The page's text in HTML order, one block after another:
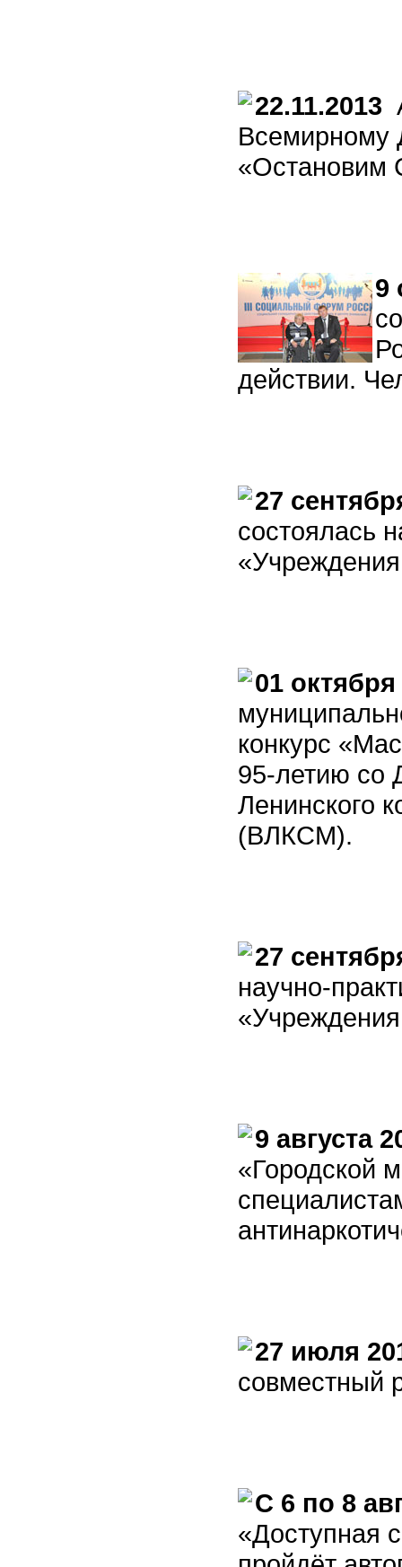
22.11.2013
«Остановим
9
действии.
27
состоялась
«Учреждения
01
конкурс
95-летию со
Ленинского
(ВЛКСМ).
27
научно-
«Учреждения
9 августа
«Городской
27 июля
cовместный
С 6 по 8
«Доступная